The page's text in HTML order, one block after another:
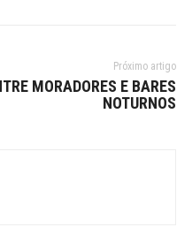
Próximo artigo
MORADORES E BARES
NOTURNOS